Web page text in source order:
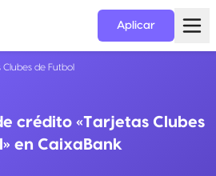
Aplicar
Clubes de Futbol
crédito «Tarjetas Clubes
en CaixaBank